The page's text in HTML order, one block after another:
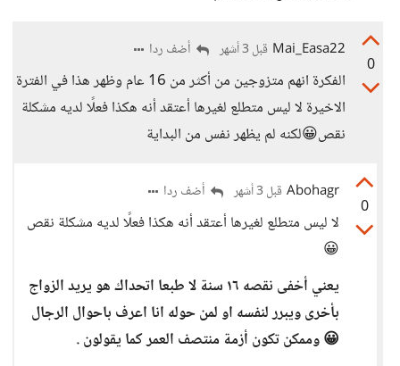
0
Mai_Easa22 قبل 3 أشهر أضف ردا
الفكرة انهم متزوجين من أكثر من 16 عام وظهر هذا في الفترة
الاخيرة لا ليس متطلع لغيرها أعتقد أنه هكذا فعلًا لديه مشكلة
نقص😀لكنه لم يظهر نفس من البداية
0
Abohagr قبل 3 أشهر أضف ردا
لا ليس متطلع لغيرها أعتقد أنه هكذا فعلًا لديه مشكلة نقص
😀
يعني أخفى نقصه ١٦ سنة لا طبعا اتحداك هو يريد الزواج
بأخرى ويبرر لنفسه او لمن حوله انا اعرف باحوال الرجال
😀 وممكن تكون أزمة منتصف العمر كما يقولون .